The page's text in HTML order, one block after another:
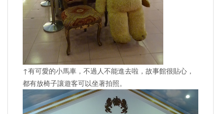
↑有可愛的小馬車，不過人不能進去啦，故事館很貼心，
都有放椅子讓遊客可以坐著拍照。